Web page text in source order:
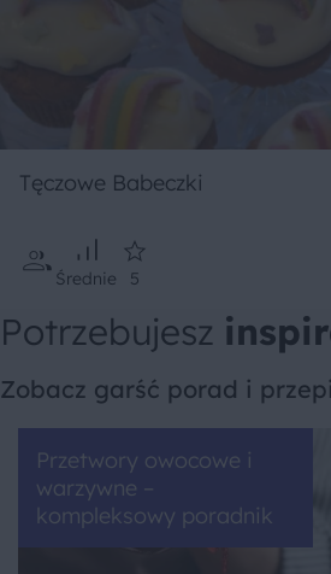
Tęczowe Babeczki
Średnie 5
Potrzebujesz
Zobacz garść porad i
Przetwory owocowe i
warzywne –
kompleksowy poradnik